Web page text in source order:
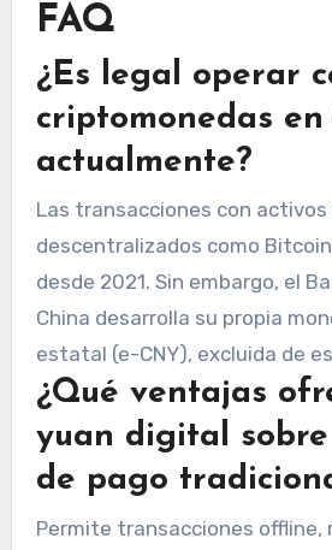
FAQ
¿Es legal operar
criptomonedas en
actualmente?
Las transacciones con
descentralizados como
desde 2021. Sin embargo, el
China desarrolla su propia
estatal (e-CNY), excluida de
¿Qué ventajas
yuan digital
de pago
Permite transacciones offline,